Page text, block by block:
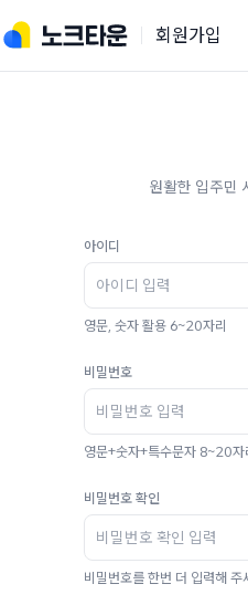
회원가입
원활한 입주민
아이디
영문, 숫자 활용 6~20자리
비밀번호
영문+숫자+특수문자 8~20자
비밀번호 확인
비밀번호를 한번 더 입력해 주